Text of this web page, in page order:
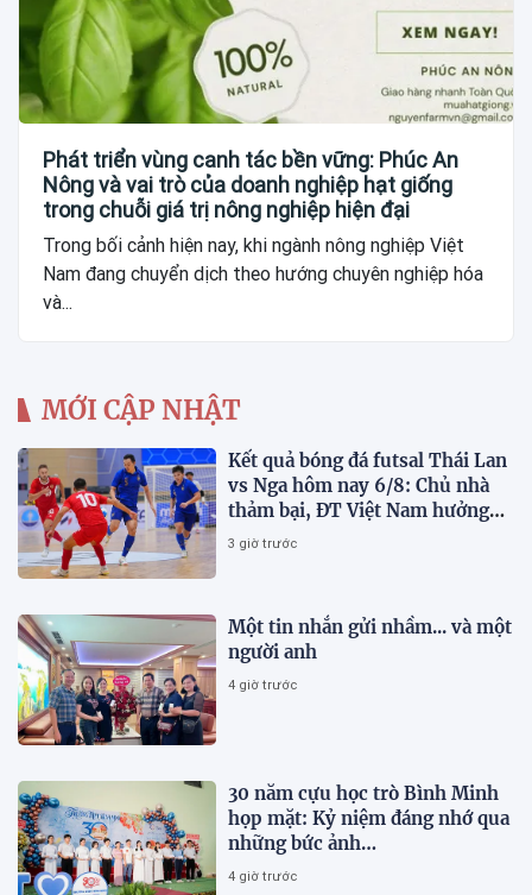
Phát triển vùng canh tác bền vững: Phúc An
Nông và vai trò của doanh nghiệp hạt giống
trong chuỗi giá trị nông nghiệp hiện đại
Trong bối cảnh hiện nay, khi ngành nông nghiệp Việt
Nam đang chuyển dịch theo hướng chuyên nghiệp hóa
và...
MỚI CẬP NHẬT
Kết quả bóng đá futsal Thái Lan
vs Nga hôm nay 6/8: Chủ nhà
thảm bại, ĐT Việt Nam hưởng
lợi lớn
3 giờ trước
Một tin nhắn gửi nhầm... và một
người anh
4 giờ trước
30 năm cựu học trò Bình Minh
họp mặt: Kỷ niệm đáng nhớ qua
những bức ảnh…
4 giờ trước